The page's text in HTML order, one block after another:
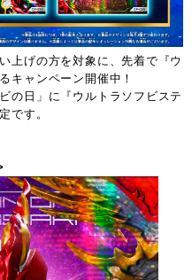
上げの方を対象に、先着で『ウ
キャンペーン開催中！
の日」に『ウルトラソフビステ
です。